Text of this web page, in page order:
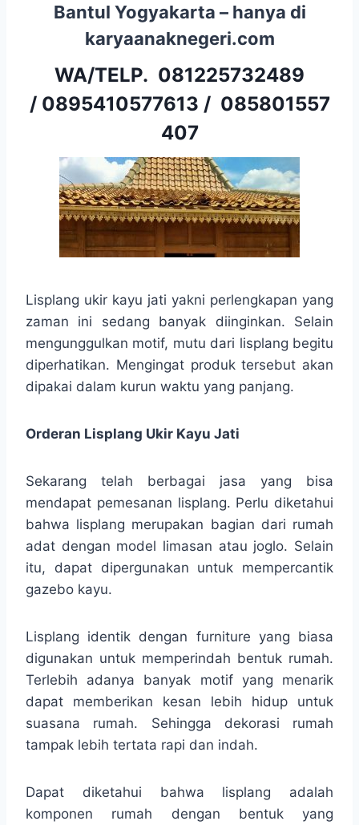
Bantul Yogyakarta – hanya di
karyaanaknegeri.com
WA/TELP. 081225732489
/ 0895410577613 / 085801557
407
Lisplang ukir kayu jati yakni perlengkapan yang
zaman ini sedang banyak diinginkan. Selain
mengunggulkan motif, mutu dari lisplang begitu
diperhatikan. Mengingat produk tersebut akan
dipakai dalam kurun waktu yang panjang.
Orderan Lisplang Ukir Kayu Jati
Sekarang telah berbagai jasa yang bisa
mendapat pemesanan lisplang. Perlu diketahui
bahwa lisplang merupakan bagian dari rumah
adat dengan model limasan atau joglo. Selain
itu, dapat dipergunakan untuk mempercantik
gazebo kayu.
Lisplang identik dengan furniture yang biasa
digunakan untuk memperindah bentuk rumah.
Terlebih adanya banyak motif yang menarik
dapat memberikan kesan lebih hidup untuk
suasana rumah. Sehingga dekorasi rumah
tampak lebih tertata rapi dan indah.
Dapat diketahui bahwa lisplang adalah
komponen rumah dengan bentuk yang